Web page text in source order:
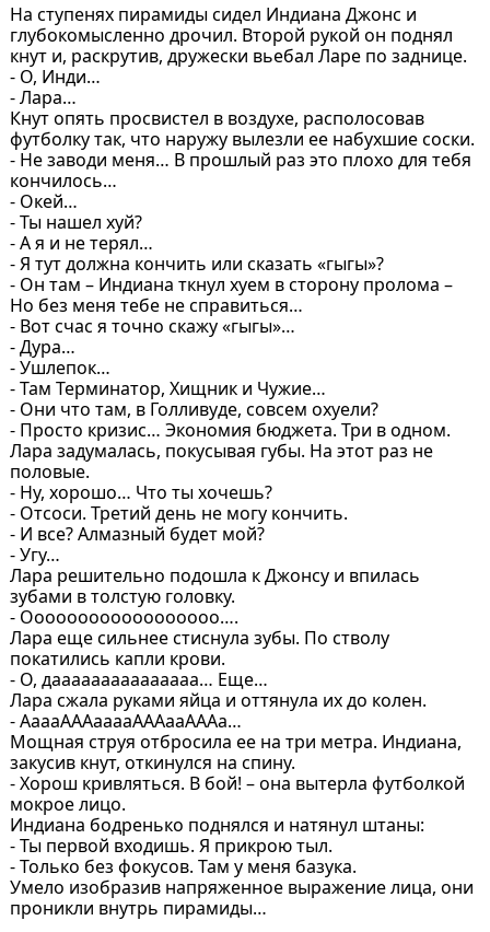
На ступенях пирамиды сидел Индиана Джонс и
глубокомысленно дрочил. Второй рукой он поднял
кнут и, раскрутив, дружески вьебал Ларе по заднице.
- О, Инди…
- Лара…
Кнут опять просвистел в воздухе, располосовав
футболку так, что наружу вылезли ее набухшие соски.
- Не заводи меня… В прошлый раз это плохо для тебя
кончилось…
- Окей…
- Ты нашел хуй?
- А я и не терял…
- Я тут должна кончить или сказать «гыгы»?
- Он там – Индиана ткнул хуем в сторону пролома –
Но без меня тебе не справиться…
- Вот счас я точно скажу «гыгы»…
- Дура…
- Ушлепок…
- Там Терминатор, Хищник и Чужие…
- Они что там, в Голливуде, совсем охуели?
- Просто кризис… Экономия бюджета. Три в одном.
Лара задумалась, покусывая губы. На этот раз не
половые.
- Ну, хорошо… Что ты хочешь?
- Отсоси. Третий день не могу кончить.
- И все? Алмазный будет мой?
- Угу…
Лара решительно подошла к Джонсу и впилась
зубами в толстую головку.
- Оооооооооооооооооо….
Лара еще сильнее стиснула зубы. По стволу
покатились капли крови.
- О, дааааааааааааааа… Еще…
Лара сжала руками яйца и оттянула их до колен.
- АаааАААааааАААааАААа…
Мощная струя отбросила ее на три метра. Индиана,
закусив кнут, откинулся на спину.
- Хорош кривляться. В бой! – она вытерла футболкой
мокрое лицо.
Индиана бодренько поднялся и натянул штаны:
- Ты первой входишь. Я прикрою тыл.
- Только без фокусов. Там у меня базука.
Умело изобразив напряженное выражение лица, они
проникли внутрь пирамиды…